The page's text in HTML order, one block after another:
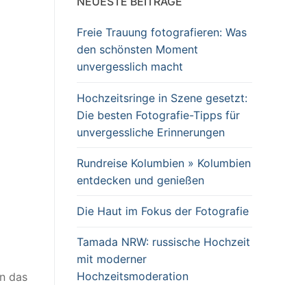
das
Freie Trauung fotografieren: Was
den schönsten Moment
unvergesslich macht
Hochzeitsringe in Szene gesetzt:
Die besten Fotografie-Tipps für
unvergessliche Erinnerungen
Rundreise Kolumbien » Kolumbien
entdecken und genießen
Die Haut im Fokus der Fotografie
Tamada NRW: russische Hochzeit
mit moderner
Hochzeitsmoderation